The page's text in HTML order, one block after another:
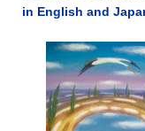
in English and